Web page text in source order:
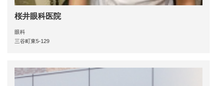
桜井眼科医院
眼科
三谷町東5-129